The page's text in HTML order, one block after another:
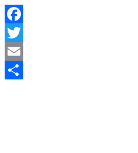
Facebook
Twitter
Email